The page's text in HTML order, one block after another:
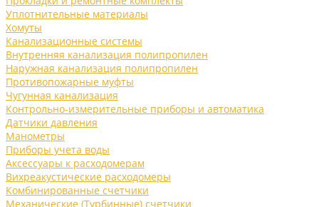
Уплотнительные материалы
Хомуты
Канализационные системы
Внутренняя канализация полипропилен
Наружная канализация полипропилен
Противопожарные муфты
Чугунная канализация
Контрольно-измерительные приборы и автоматика
Датчики давления
Манометры
Приборы учета воды
Аксессуары к расходомерам
Вихреакустические расходомеры
Комбинированные счетчики
Механические (Турбинные) счетчики